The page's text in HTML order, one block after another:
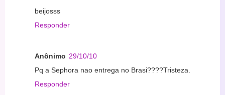
beijosss
Responder
Anônimo 29/10/10
Pq a Sephora nao entrega no Brasi????Tristeza.
Responder